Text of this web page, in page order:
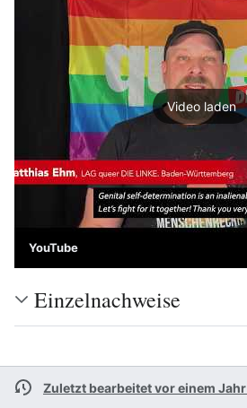
Video laden
YouTube
Einzelnachweise
Zuletzt bearbeitet vor einem Jahr